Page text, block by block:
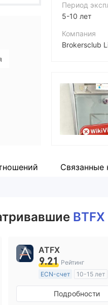
Период
5-10 лет
Компания
Brokersclub
Сотрудник
Связанные
BTFX
ATFX
9.21 Рейтинг
ECN-счет
10-15 лет
Регулирование в
Маркет-Мейкинг (MM)
Подробности